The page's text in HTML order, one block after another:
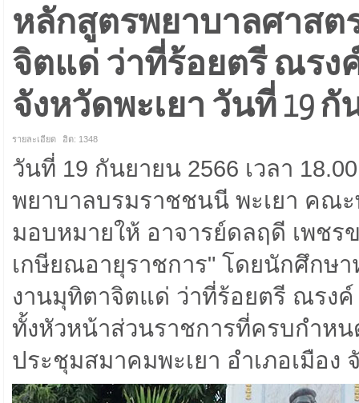
หลักสูตรพยาบาลศาส
จิตแด่ ว่าที่ร้อยตรี ณรง
จังหวัดพะเยา วันที่ 19 กั
รายละเอียด ฮิต: 1348
วันที่ 19 กันยายน 2566 เวลา
พยาบาลบรมราชชนนี พะเยา คณ
มอบหมายให้ อาจารย์ดลฤดี เพช
เกษียณอายุราชการ" โดยนักศึก
งานมุทิตาจิตแด่ ว่าที่ร้อยตรี ณรงค์
ทั้งหัวหน้าส่วนราชการที่ครบกำห
ประชุมสมาคมพะเยา อำเภอเมือง